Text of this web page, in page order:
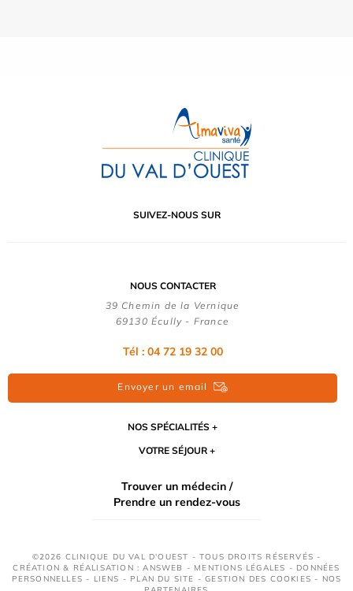
SUIVEZ-NOUS SUR
NOUS CONTACTER
39 Chemin de la Vernique
69130 Écully - France
Tél : 04 72 19 32 00
Envoyer un email
NOS SPÉCIALITÉS
VOTRE SÉJOUR
Trouver un médecin /
Prendre un rendez-vous
©2026 CLINIQUE DU VAL D'OUEST - TOUS DROITS RÉSERVÉS -
CRÉATION & RÉALISATION : ANSWEB - MENTIONS LÉGALES - DONNÉES
PERSONNELLES - LIENS - PLAN DU SITE -GESTION DES COOKIES - NOS